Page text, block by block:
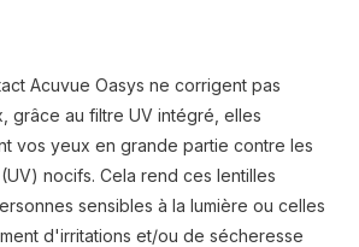
Acuvue Oasys ne corrigent pas
grâce au filtre UV intégré, elles
vos yeux en grande partie contre les
nocifs. Cela rend ces lentilles
sensibles à la lumière ou celles
d'irritations et/ou de sécheresse